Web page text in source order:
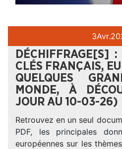
3Avr.
DÉCHIFFRAGE[S]
CLÉS FRANÇAIS,
QUELQUES
MONDE, À
JOUR AU 10-03-26)
Retrouvez en un seul
PDF, les principales
européennes sur les